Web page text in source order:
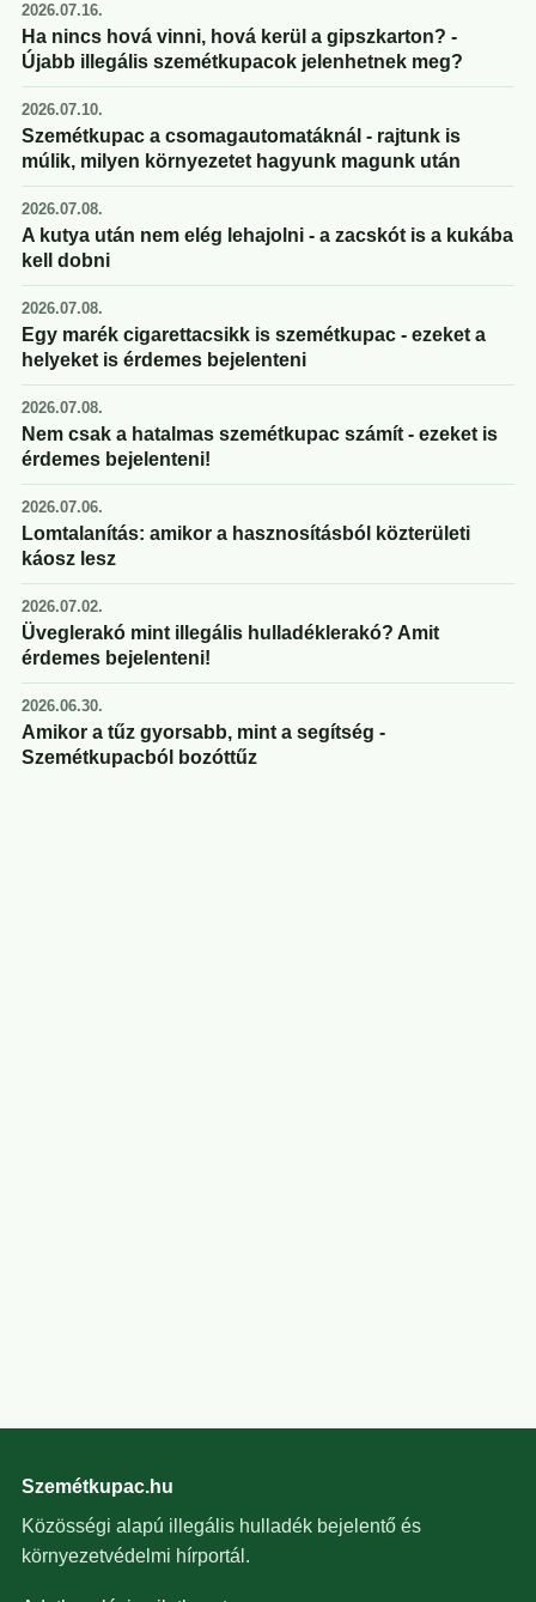
2026.07.16.
Ha nincs hová vinni, hová kerül a gipszkarton? -
Újabb illegális szemétkupacok jelenhetnek meg?
2026.07.10.
Szemétkupac a csomagautomatáknál - rajtunk is
múlik, milyen környezetet hagyunk magunk után
2026.07.08.
A kutya után nem elég lehajolni - a zacskót is a kukába
kell dobni
2026.07.08.
Egy marék cigarettacsikk is szemétkupac - ezeket a
helyeket is érdemes bejelenteni
2026.07.08.
Nem csak a hatalmas szemétkupac számít - ezeket is
érdemes bejelenteni!
2026.07.06.
Lomtalanítás: amikor a hasznosításból közterületi
káosz lesz
2026.07.02.
Üveglerakó mint illegális hulladéklerakó? Amit
érdemes bejelenteni!
2026.06.30.
Amikor a tűz gyorsabb, mint a segítség -
Szemétkupacból bozóttűz
Szemétkupac.hu
Közösségi alapú illegális hulladék bejelentő és
környezetvédelmi hírportál.